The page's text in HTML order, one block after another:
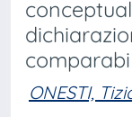
ONESTI,